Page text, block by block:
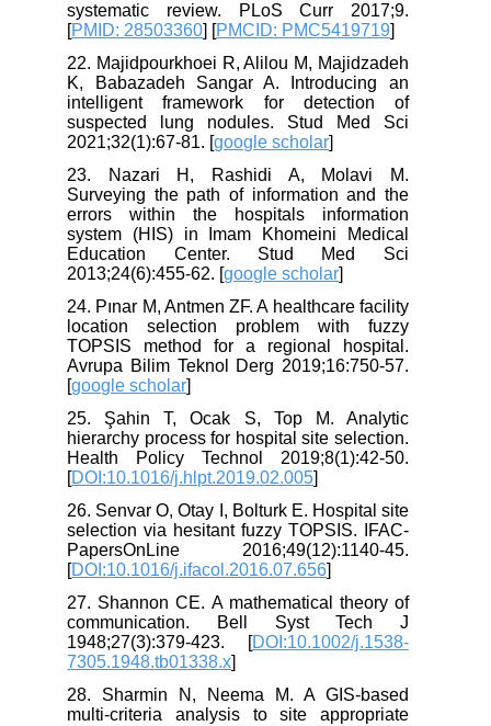
systematic review. PLoS Curr 2017;9.
[PMID: 28503360] [PMCID: PMC5419719
22. Majidpourkhoei R, Alilou M, Majidzadeh
K, Babazadeh Sangar A. Introducing an
intelligent framework for detection of
suspected lung nodules. Stud Med Sci
2021;32(1):67-81. [google scholar
23. Nazari H, Rashidi A, Molavi M.
Surveying the path of information and the
errors within the hospitals information
system (HIS) in Imam Khomeini Medical
Education Center. Stud Med Sci
2013;24(6):455-62. [google scholar
24. Pınar M, Antmen ZF. A healthcare facility
location selection problem with fuzzy
TOPSIS method for a regional hospital.
Avrupa Bilim Teknol Derg 2019;16:750-57.
[google scholar
25. Şahin T, Ocak S, Top M. Analytic
hierarchy process for hospital site selection.
Health Policy Technol 2019;8(1):42-50.
[DOI:10.1016/j.hlpt.2019.02.005
26. Senvar O, Otay I, Bolturk E. Hospital site
selection via hesitant fuzzy TOPSIS. IFAC-
PapersOnLine 2016;49(12):1140-45.
[DOI:10.1016/j.ifacol.2016.07.656
27. Shannon CE. A mathematical theory of
communication. Bell Syst Tech J
1948;27(3):379-423. [DOI:10.1002/j.1538-
7305.1948.tb01338.x
28. Sharmin N, Neema M. A GIS-based
multi-criteria analysis to site appropriate